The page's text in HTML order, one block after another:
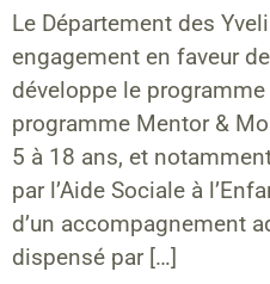
Le Département des
engagement en faveur
développe le
programme Mentor &
5 à 18 ans, et
par l’Aide Sociale à
d’un accompagnement
dispensé par […]